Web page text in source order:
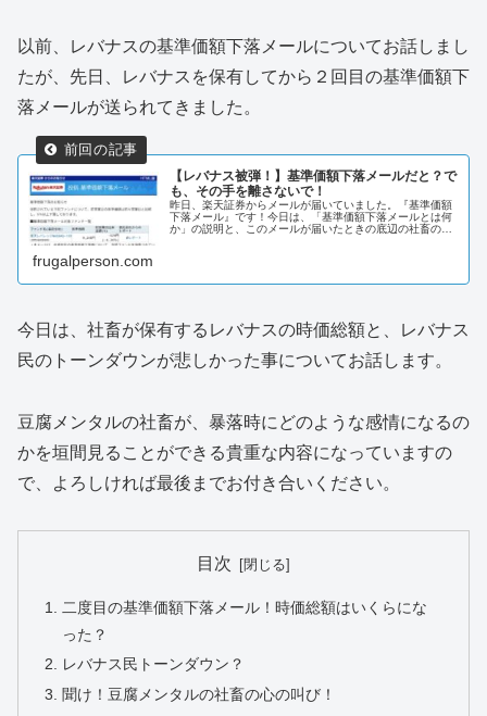
以前、レバナスの基準価額下落メールについてお話しまし
たが、先日、レバナスを保有してから２回目の基準価額下
落メールが送られてきました。
【レバナス被弾！】基準価額下落メールだと？で
も、その手を離さないで！
昨日、楽天証券からメールが届いていました。『基準価額
下落メール』です！今日は、「基準価額下落メールとは何
か」の説明と、このメールが届いたときの底辺の社畜の精
frugalperson.com
今日は、社畜が保有するレバナスの時価総額と、レバナス
民のトーンダウンが悲しかった事についてお話します。
豆腐メンタルの社畜が、暴落時にどのような感情になるの
かを垣間見ることができる貴重な内容になっていますの
で、よろしければ最後までお付き合いください。
目次
二度目の基準価額下落メール！時価総額はいくらにな
った？
レバナス民トーンダウン？
聞け！豆腐メンタルの社畜の心の叫び！